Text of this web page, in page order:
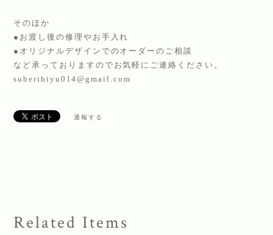
そのほか
●お渡し後の修理やお手入れ
●オリジナルデザインでのオーダーのご相談
など承っておりますのでお気軽にご連絡ください。
suberihiyu014@gmail.com
通報する
Related Items